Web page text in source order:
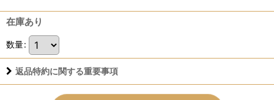
在庫あり
数量:
返品特約に関する重要事項